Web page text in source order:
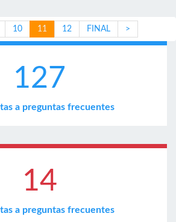
10 11 12 FINAL >
127
a preguntas frecuentes
14
a preguntas frecuentes